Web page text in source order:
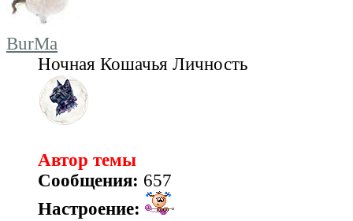
BurMa
Ночная Кошачья Личность
Автор темы
Сообщения: 657
Настроение: